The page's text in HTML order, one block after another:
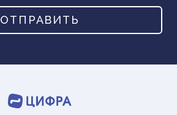
ОТПРАВИТЬ